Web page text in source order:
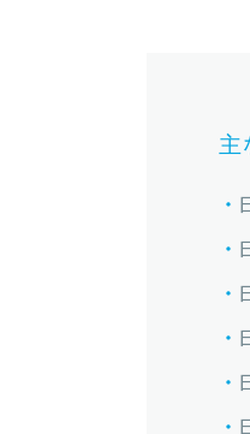
主